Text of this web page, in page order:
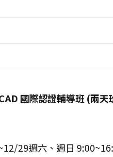
國際認證輔導班 (兩天
29週六、週日